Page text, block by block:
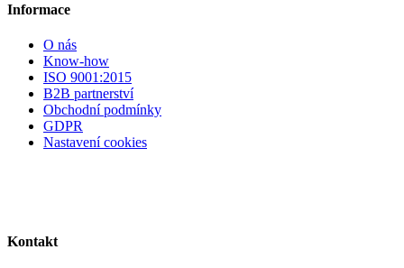
Informace
O nás
Know-how
ISO 9001:2015
B2B partnerství
Obchodní podmínky
GDPR
Nastavení cookies
Kontakt